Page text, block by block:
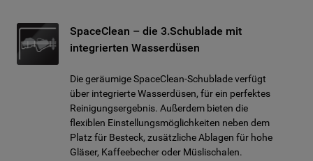
SpaceClean – die 3.Schublade mit
integrierten Wasserdüsen
Die geräumige SpaceClean-Schublade verfügt
über integrierte Wasserdüsen, für ein perfektes
Reinigungsergebnis. Außerdem bieten die
flexiblen Einstellungsmöglichkeiten neben dem
Platz für Besteck, zusätzliche Ablagen für hohe
Gläser, Kaffeebecher oder Müslischalen.